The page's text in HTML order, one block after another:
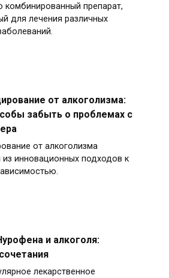
комбинированный препарат,
для лечения различных
от алкоголизма:
забыть о проблемах с
от алкоголизма
из инновационных подходов к
и алкоголя:
лекарственное